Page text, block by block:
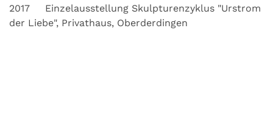
2017 Einzelausstellung Skulpturenzyklus "Urstrom
der Liebe", Privathaus, Oberderdingen